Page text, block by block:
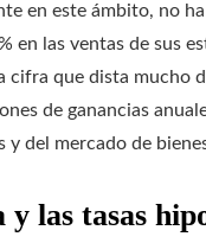
en este ámbito, no
en las ventas de sus
que dista mucho
de ganancias
del mercado de
las tasas